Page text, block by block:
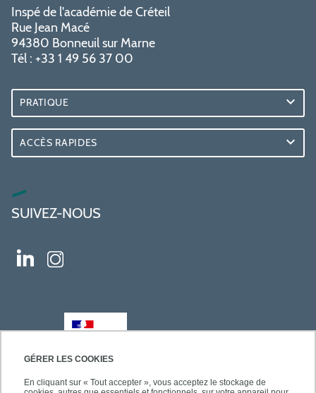
GÉRER LES COOKIES
En cliquant sur « Tout accepter », vous acceptez le stockage de
Inspé de l'académie de Créteil
Rue Jean Macé
94380 Bonneuil sur Marne
Tél : +33 1 49 56 37 00
PRATIQUE
ACCÈS RAPIDES
SUIVEZ-NOUS